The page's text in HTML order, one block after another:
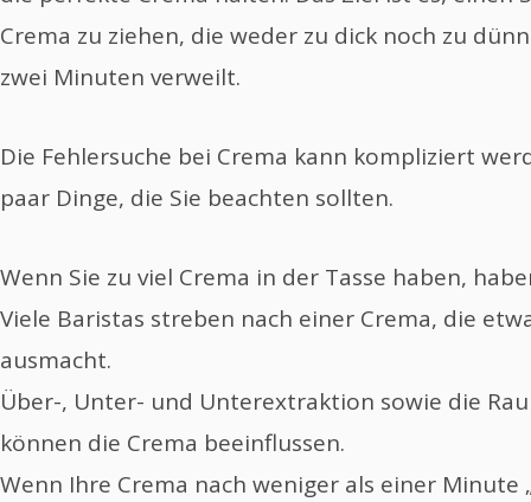
Crema zu ziehen, die weder zu dick noch zu
zwei Minuten verweilt.
Die Fehlersuche bei Crema kann kompliziert
paar Dinge, die Sie beachten sollten.
Wenn Sie zu viel Crema in der Tasse haben,
Viele Baristas streben nach einer Crema, die
ausmacht.
Über-, Unter- und Unterextraktion sowie die
können die Crema beeinflussen.
Wenn Ihre Crema nach weniger als einer Minute